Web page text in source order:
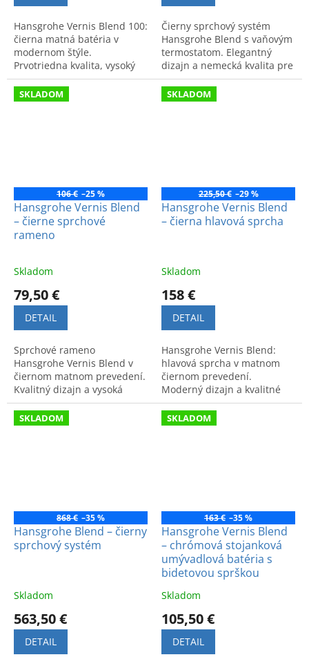
Hansgrohe Vernis Blend 100:
čierna matná batéria v
modernom štýle.
Prvotriedna kvalita, vysoký
komfort a nadčasový dizajn.
Dokonalý detail pre vašu
kúpeľňu.
Čierny sprchový systém
Hansgrohe Blend s vaňovým
termostatom. Elegantný
dizajn a nemecká kvalita pre
komfort a bezpečnosť vo
vašej kúpeľni.
SKLADOM
106 € –25 %
Hansgrohe Vernis Blend
– čierne sprchové
rameno
Skladom
79,50 €
DETAIL
Sprchové rameno
Hansgrohe Vernis Blend v
čiernom matnom prevedení.
Kvalitný dizajn a vysoká
spoľahlivosť od svetovej
značky pre modernú
kúpeľňu.
SKLADOM
225,50 € –29 %
Hansgrohe Vernis Blend
– čierna hlavová sprcha
Skladom
158 €
DETAIL
Hansgrohe Vernis Blend:
hlavová sprcha v matnom
čiernom prevedení.
Moderný dizajn a kvalitné
materiály pre optimálny
zážitok zo sprchovania.
SKLADOM
868 € –35 %
Hansgrohe Blend – čierny
sprchový systém
Skladom
563,50 €
DETAIL
SKLADOM
163 € –35 %
Hansgrohe Vernis Blend
– chrómová stojanková
umývadlová batéria s
bidetovou sprškou
Skladom
105,50 €
DETAIL